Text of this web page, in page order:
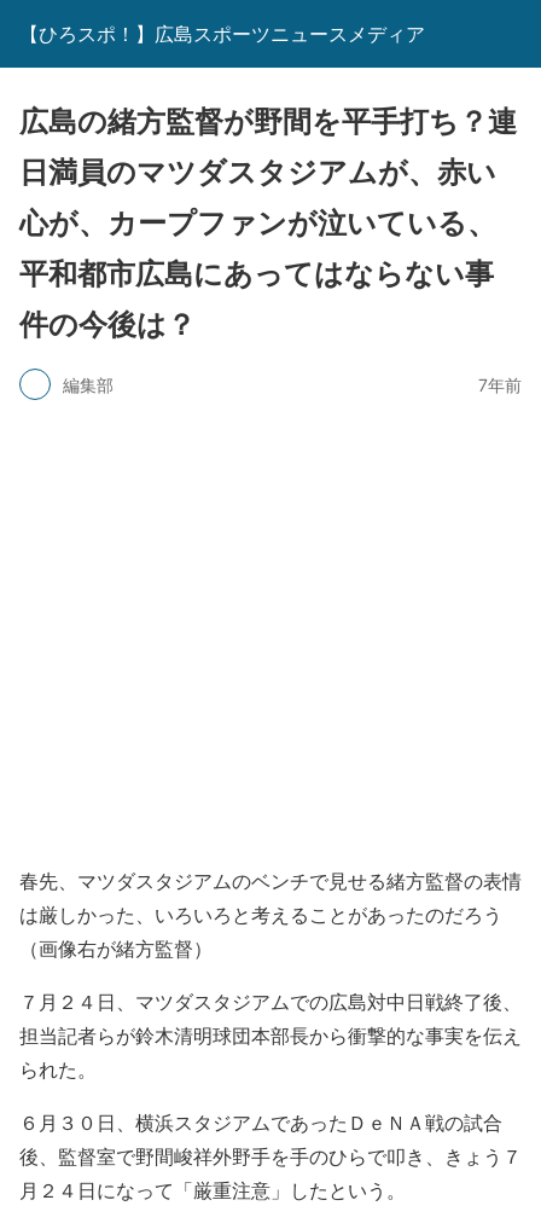
【ひろスポ！】広島スポーツニュースメディア
広島の緒方監督が野間を平手打ち？連
日満員のマツダスタジアムが、赤い
心が、カープファンが泣いている、
平和都市広島にあってはならない事
件の今後は？
編集部 7年前
春先、マツダスタジアムのベンチで見せる緒方監督の表情
は厳しかった、いろいろと考えることがあったのだろう
（画像右が緒方監督）
７月２４日、マツダスタジアムでの広島対中日戦終了後、
担当記者らが鈴木清明球団本部長から衝撃的な事実を伝え
られた。
６月３０日、横浜スタジアムであったＤｅＮＡ戦の試合
後、監督室で野間峻祥外野手を手のひらで叩き、きょう７
月２４日になって「厳重注意」したという。